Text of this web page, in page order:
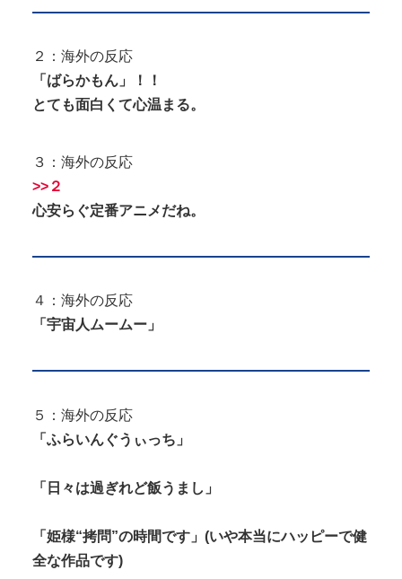
２：海外の反応
「ばらかもん」！！
とても面白くて心温まる。
３：海外の反応
>>２
心安らぐ定番アニメだね。
４：海外の反応
「宇宙人ムームー」
５：海外の反応
「ふらいんぐうぃっち」
「日々は過ぎれど飯うまし」
「姫様“拷問”の時間です」(いや本当にハッピーで健
全な作品です)